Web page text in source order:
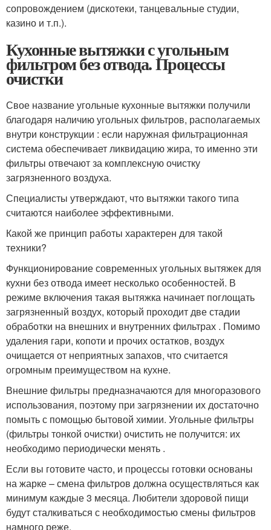
сопровождением (дискотеки, танцевальные студии,
казино и т.п.).
Кухонные вытяжки с угольным
фильтром без отвода. Процессы
очистки
Свое название угольные кухонные вытяжки получили
благодаря наличию угольных фильтров, располагаемых
внутри конструкции : если наружная фильтрационная
система обеспечивает ликвидацию жира, то именно эти
фильтры отвечают за комплексную очистку
загрязненного воздуха.
Специалисты утверждают, что вытяжки такого типа
считаются наиболее эффективными.
Какой же принцип работы характерен для такой
техники?
Функционирование современных угольных вытяжек для
кухни без отвода имеет несколько особенностей. В
режиме включения такая вытяжка начинает поглощать
загрязненный воздух, который проходит две стадии
обработки на внешних и внутренних фильтрах . Помимо
удаления гари, копоти и прочих остатков, воздух
очищается от неприятных запахов, что считается
огромным преимуществом на кухне.
Внешние фильтры предназначаются для многоразового
использования, поэтому при загрязнении их достаточно
помыть с помощью бытовой химии. Угольные фильтры
(фильтры тонкой очистки) очистить не получится: их
необходимо периодически менять .
Если вы готовите часто, и процессы готовки основаны
на жарке – смена фильтров должна осуществляться как
минимум каждые 3 месяца. Любители здоровой пищи
будут сталкиваться с необходимостью смены фильтров
намного реже.